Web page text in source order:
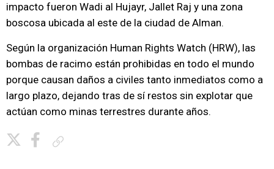
impacto fueron Wadi al Hujayr, Jallet Raj y una zona
boscosa ubicada al este de la ciudad de Alman.
Según la organización Human Rights Watch (HRW), las
bombas de racimo están prohibidas en todo el mundo
porque causan daños a civiles tanto inmediatos como a
largo plazo, dejando tras de sí restos sin explotar que
actúan como minas terrestres durante años.